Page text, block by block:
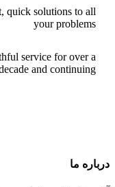
quick solutions to all
your problems
service for over a
and continuing
درباره ما